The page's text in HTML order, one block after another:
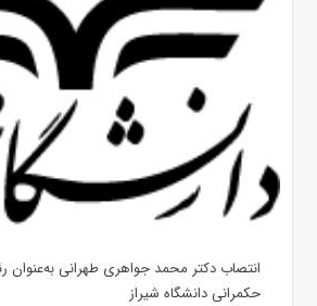
انتصاب دکتر محمد جواهری طهرانی
حکمرانی دانشگاه شیراز